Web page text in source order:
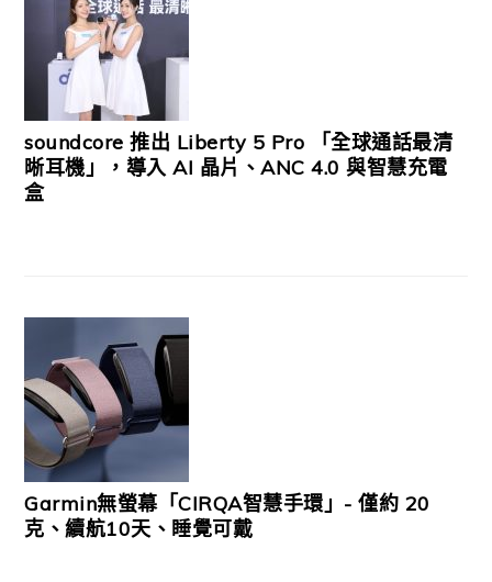
soundcore 推出 Liberty 5 Pro 「全球通話最清
晰耳機」，導入 AI 晶片、ANC 4.0 與智慧充電
盒
Garmin無螢幕「CIRQA智慧手環」- 僅約 20
克、續航10天、睡覺可戴